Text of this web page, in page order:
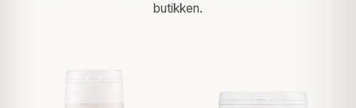
butikken.